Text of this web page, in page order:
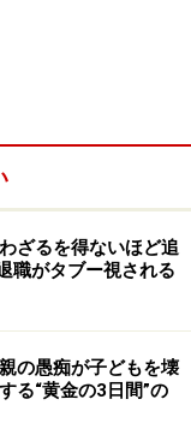
。しかし、小学校
、「自分のタイ
、記録への挑戦
。
ざるを得ないほど追
職がタブー視される
の愚痴が子どもを壊
る“黄金の3日間”の